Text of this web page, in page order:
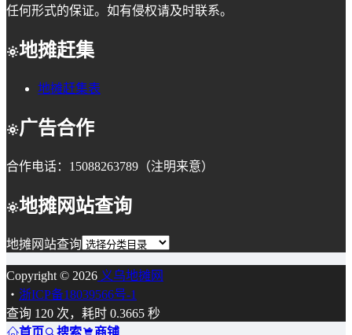
任何形式的保证。如有侵权请及时联系。
地摊赶集
地摊赶集表
广告合作
合作电话：15088263789（注明来意）
地摊网站查询
地摊网站查询
Copyright © 2026 义乌地摊网
・ 浙ICP备18039566号-1
查询 120 次，耗时 0.3665 秒
首页
搜索 商铺